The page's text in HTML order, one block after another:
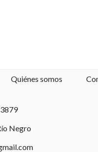
Quiénes somos
Negro